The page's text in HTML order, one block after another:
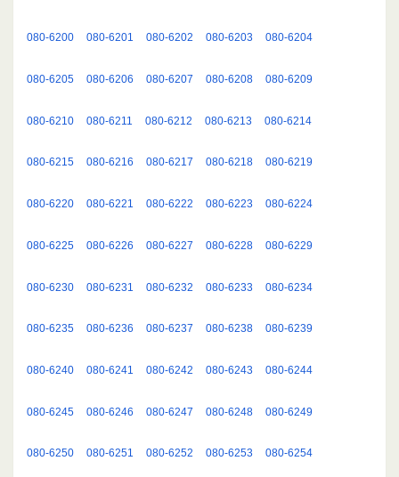
080-6200 080-6201 080-6202 080-6203 080-6204
080-6205 080-6206 080-6207 080-6208 080-6209
080-6210 080-6211 080-6212 080-6213 080-6214
080-6215 080-6216 080-6217 080-6218 080-6219
080-6220 080-6221 080-6222 080-6223 080-6224
080-6225 080-6226 080-6227 080-6228 080-6229
080-6230 080-6231 080-6232 080-6233 080-6234
080-6235 080-6236 080-6237 080-6238 080-6239
080-6240 080-6241 080-6242 080-6243 080-6244
080-6245 080-6246 080-6247 080-6248 080-6249
080-6250 080-6251 080-6252 080-6253 080-6254